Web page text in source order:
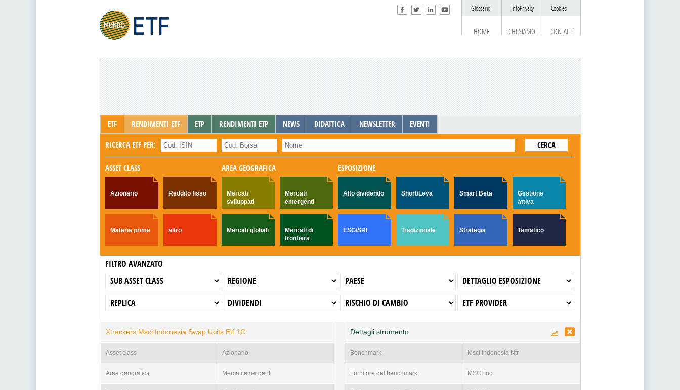
HOME CHI SIAMO CONTATTI
Glossario InfoPrivacy Cookies
ETF RENDIMENTI ETF ETP RENDIMENTI ETP NEWS DIDATTICA NEWSLETTER EVENTI
RICERCA ETF PER:
ASSET CLASS
Azionario Reddito fisso
Materie prime altro
AREA GEOGRAFICA
Mercati
sviluppati
Mercati
emergenti
Mercati globali
Mercati di
frontiera
ESPOSIZIONE
Alto dividendo Short/Leva Smart Beta
Gestione
attiva
ESG/SRI Tradizionale Strategia Tematico
FILTRO AVANZATO
Xtrackers Msci Indonesia Swap Ucits Etf 1C Dettagli strumento
Asset class Azionario Benchmark Msci Indonesia Ntr
Area geografica Mercati emergenti Fornitore del benchmark MSCI Inc.